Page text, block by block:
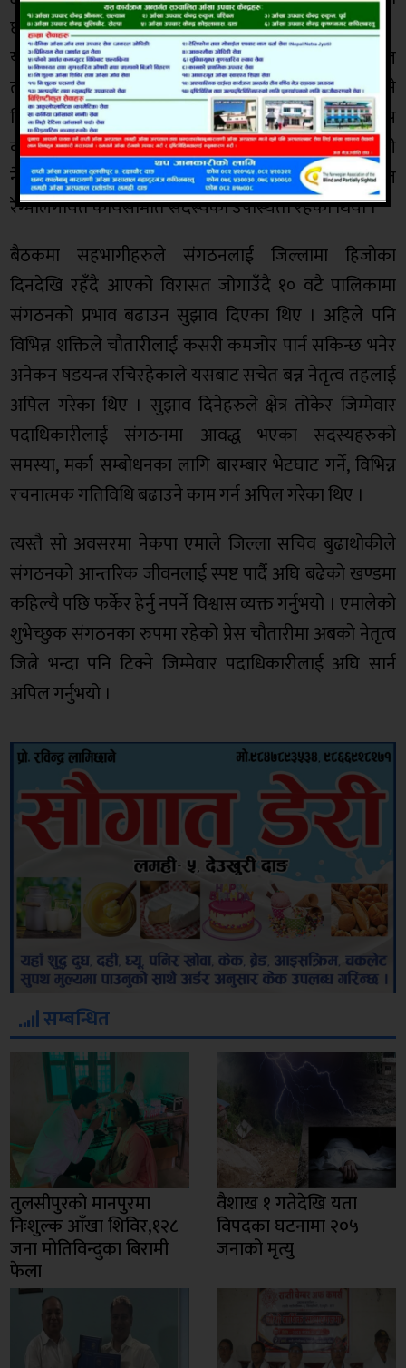
छ ।
यसैगरी,तुलसीपुर क्षेत्रका लागि सुधासुमन ढकाल, माधव कँडेल
तथा हापुरे क्षेत्रका लागि बालकृष्ण पाण्डेलाई जिम्मेवारी दिने
निर्णय भएको सचिव राम्जाले बताउनुभयो । बैठकमा प्रेस
काउन्सिल नेपालका सदस्य शरद अधिकारी, प्रेस चौतारी
नेपालका केन्द्रिय सदस्य सुदर्शन रिजाल, सल्लाहकार प्रवल
रेग्मीलगायत कार्यसमिति सदस्यको उपस्थिती रहेको थियो ।
बैठकमा सहभागीहरुले संगठनलाई जिल्लामा हिजोका
दिनदेखि रहँदै आएको विरासत जोगाउँदै १० वटै पालिकामा
संगठनको प्रभाव बढाउन सुझाव दिएका थिए । अहिले पनि
विभिन्न शक्तिले चौतारीलाई कसरी कमजोर पार्न सकिन्छ भनेर
अनेकन षडयन्त्र रचिरहेकाले यसबाट सचेत बन्न नेतृत्व तहलाई
अपिल गरेका थिए । सुझाव दिनेहरुले क्षेत्र तोकेर जिम्मेवार
पदाधिकारीलाई संगठनमा आवद्ध भएका सदस्यहरुको
समस्या, मर्का सम्बोधनका लागि बारम्बार भेटघाट गर्ने, विभिन्न
रचनात्मक गतिविधि बढाउने काम गर्न अपिल गरेका थिए ।
त्यस्तै सो अवसरमा नेकपा एमाले जिल्ला सचिव बुढाथोकीले
संगठनको आन्तरिक जीवनलाई स्पष्ट पार्दै अघि बढेको खण्डमा
कहिल्यै पछि फर्केर हेर्नु नपर्ने विश्वास व्यक्त गर्नुुभयो । एमालेको
शुभेच्छुक संगठनका रुपमा रहेको प्रेस चौतारीमा अबको नेतृत्व
जित्ने भन्दा पनि टिक्ने जिम्मेवार पदाधिकारीलाई अघि सार्न
अपिल गर्नुभयो ।
सम्बन्धित
तुलसीपुरको मानपुरमा
निःशुल्क आँखा शिविर,१२८
जना मोतिविन्दुका बिरामी
फेला
वैशाख १ गतेदेखि यता
विपदका घटनामा २०५
जनाको मृत्यु